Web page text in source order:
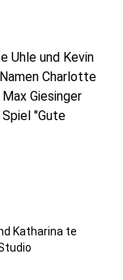
Uhle und Kevin
Charlotte
Giesinger
"Gute
Katharina te